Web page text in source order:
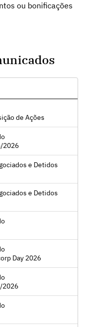
ou bonificações
de Ações
2026
e Detidos
e Detidos
Day 2026
2026